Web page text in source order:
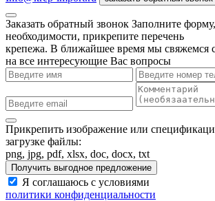
Заказать обратный звонок Заполните
необходимости, прикрепите перечень
крепежа. В ближайшее время мы свяжемся
на все интересующие Вас вопросы
Прикрепить изображение или
загрузке файлы:
png, jpg, pdf, xlsx, doc, docx, txt
Получить выгодное предложение
Я соглашаюсь с условиями
политики конфиденциальности